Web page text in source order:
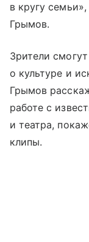
в кругу
Грымов.
Зрители
о культуре и
Грымов
работе с
и театра,
клипы.